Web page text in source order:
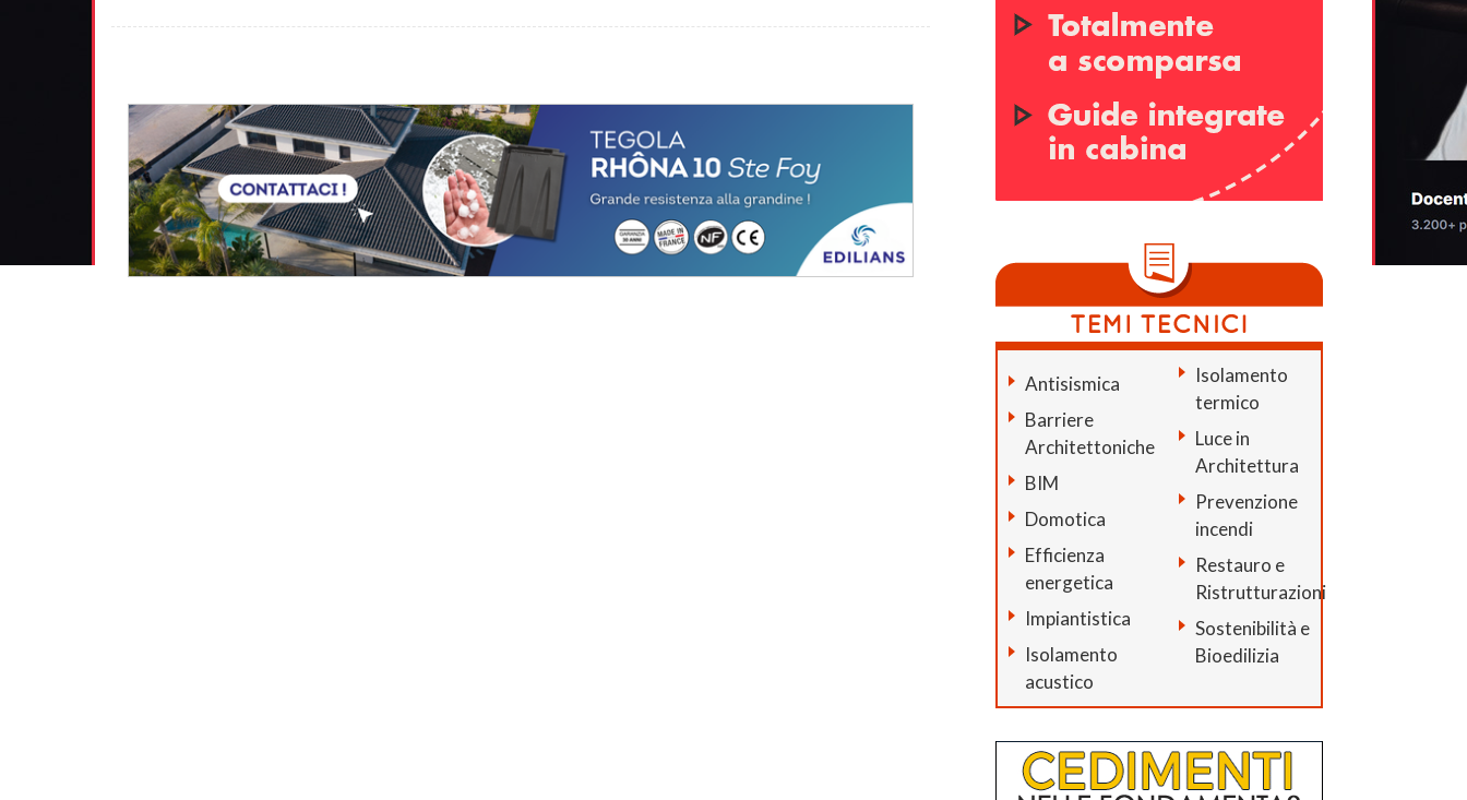
Antisismica
Barriere
Architettoniche
BIM
Domotica
Efficienza
energetica
Impiantistica
Isolamento
acustico
Isolamento
termico
Luce in
Architettura
Prevenzione
incendi
Restauro e
Ristrutturazioni
Sostenibilità e
Bioedilizia